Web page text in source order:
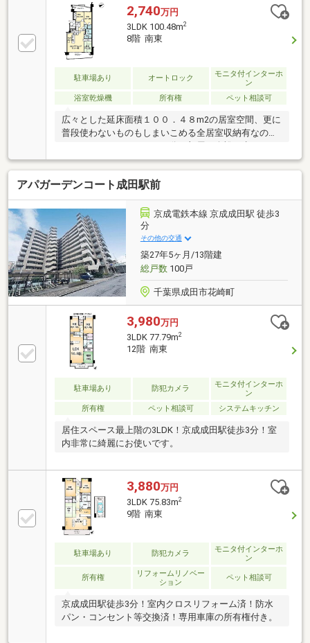
2,740万円
3LDK 100.48m2
8階 南東
駐車場あり オートロック
モニタ付インターホ
ン
浴室乾燥機
所有権 ペット相談可
広々とした延床面積１００．４８m2の居室空間、更に
普段使わないものもしまいこめる全居室収納有なの
で、クローゼットやタンス分お部屋に余裕が生まれま
す。
アパガーデンコート成田駅前
京成電鉄本線 京成成田駅 徒歩3
分
その他の交通
築27年5ヶ月/13階建
総戸数100戸
千葉県成田市花崎町
3,980万円
3LDK 77.79m2
12階 南東
駐車場あり 防犯カメラ
モニタ付インターホ
ン
所有権
ペット相談可 システムキッチン
居住スペース最上階の3LDK！京成成田駅徒歩3分！室
内非常に綺麗にお使いです。
3,880万円
3LDK 75.83m2
9階 南東
駐車場あり 防犯カメラ
モニタ付インターホ
ン
所有権
リフォームリノベー
ション
ペット相談可
京成成田駅徒歩3分！室内クロスリフォーム済！防水
パン・コンセント等交換済！専用車庫の所有権付き。